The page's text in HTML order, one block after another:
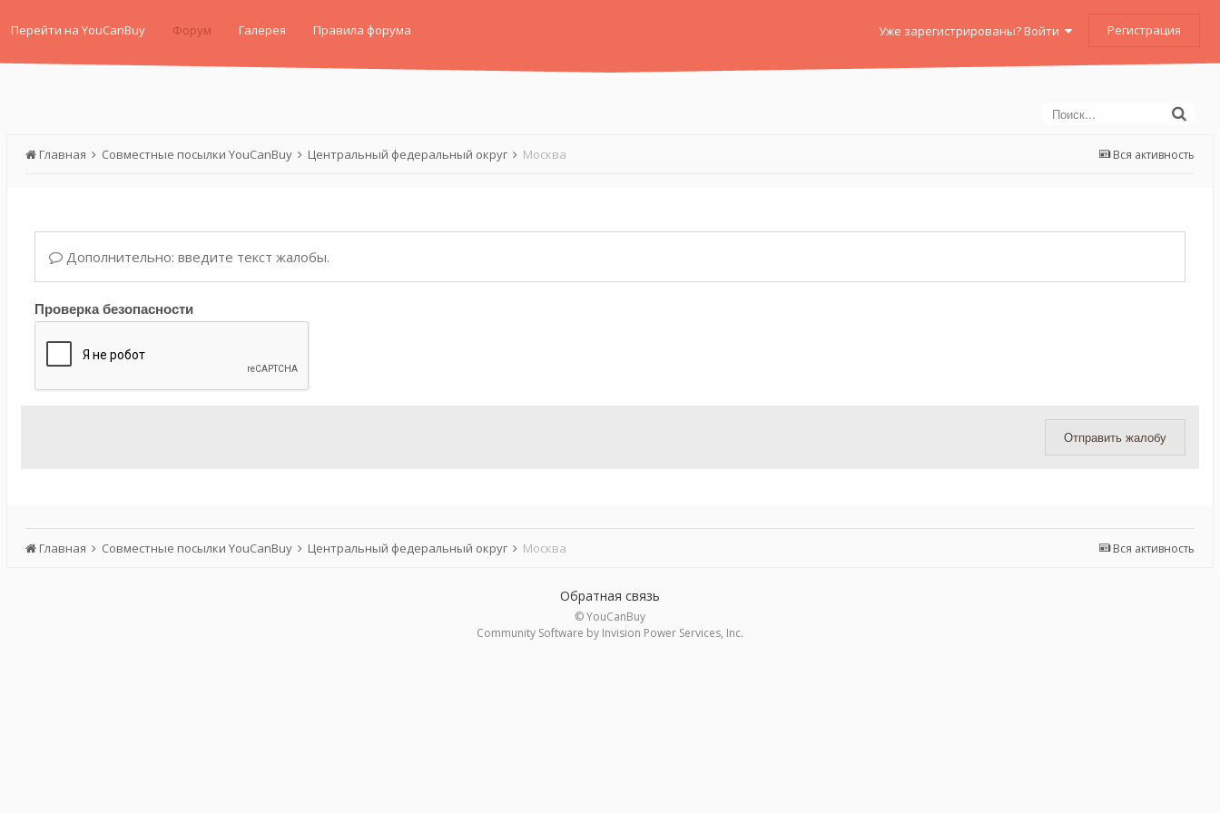
Перейти на YouCanBuy Форум Галерея Правила форума Уже зарегистрированы? Войти Регистрация
Вся активность
Главная Совместные посылки YouCanBuy Центральный федеральный округ Москва
Дополнительно: введите текст жалобы.
Проверка безопасности
Отправить жалобу
Вся активность
Главная Совместные посылки YouCanBuy Центральный федеральный округ Москва
Обратная связь
© YouCanBuy
Community Software by Invision Power Services, Inc.